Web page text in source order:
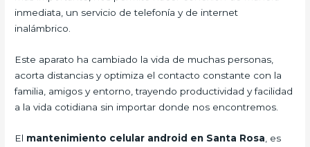
inmediata, un servicio de telefonía y de internet
inalámbrico.
Este aparato ha cambiado la vida de muchas personas,
acorta distancias y optimiza el contacto constante con la
familia, amigos y entorno, trayendo productividad y facilidad
a la vida cotidiana sin importar donde nos encontremos.
El mantenimiento celular android en Santa Rosa , es